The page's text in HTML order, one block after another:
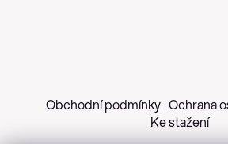
Obchodní podmínky Ochrana
Ke stažení